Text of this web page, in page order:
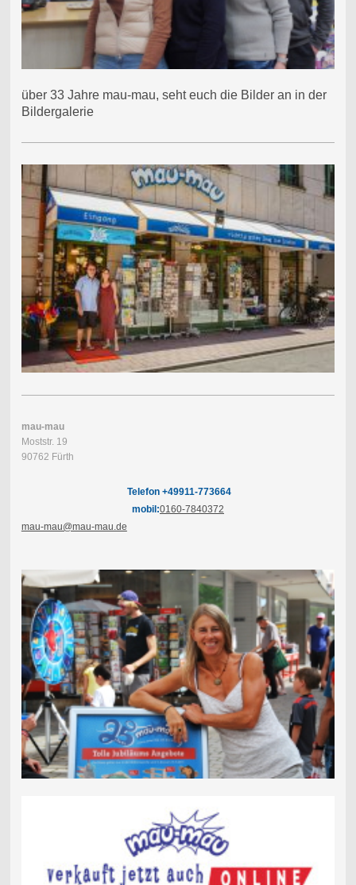
über 33 Jahre mau-mau, seht euch die Bilder an in der
Bildergalerie
mau-mau
Moststr. 19
90762 Fürth
Telefon +49911-773664
mobil:0160-7840372
mau-mau@mau-mau.de